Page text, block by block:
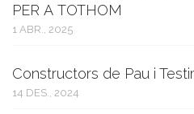
PER A TOTHOM
1 ABR., 2025
Constructors de Pau i
14 DES., 2024